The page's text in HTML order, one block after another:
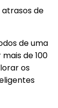
de
de uma
de 100
os